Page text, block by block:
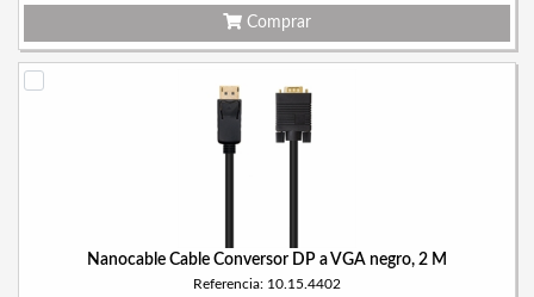
Comprar
Nanocable Cable Conversor DP a VGA negro, 2 M
Referencia: 10.15.4402